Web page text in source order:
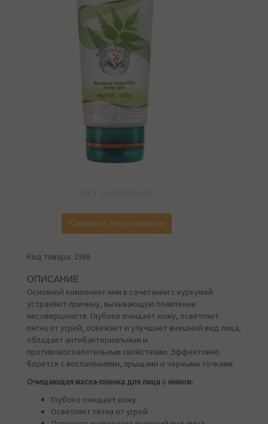
Сообщите, когда появится
Код товара: 2938
ОПИСАНИЕ
Основной компонент ним в сочетании с куркумой
устраняют причину, вызывающую появление
несовершенств. Глубоко очищает кожу, осветляет
пятна от угрей, освежает и улучшает внешний вид лица,
обладает антибактериальным и
противовоспалительным свойствами. Эффективно
борется с воспалениями, прыщами и черными точками.
Очищающая маска-пленка для лица с нимом:
Глубоко очищает кожу
Осветляет пятна от угрей